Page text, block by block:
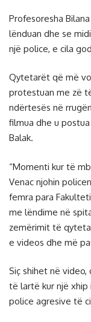
Profesoresha
lënduan dhe se
një police, e cila
Qytetarët që më
protestuan me zë
ndërtesës në
filmua dhe u
Balak.
“Momenti kur të
Venac njohin
femra para
me lëndime në
zemërimit të
e videos dhe më
Siç shihet në
të lartë kur një xhip
police agresive të